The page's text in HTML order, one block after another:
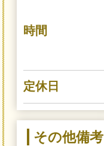
時間
定休日
その他備考